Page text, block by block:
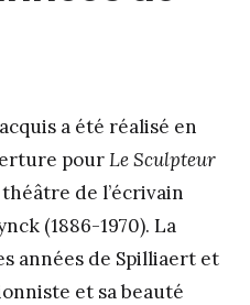
a été réalisé en
pourLe Sculpteur
de l’écrivain
(1886-1970). La
années de Spilliaert et
et sa beauté